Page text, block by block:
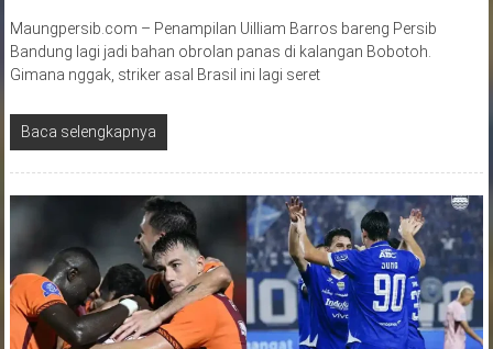
Maungpersib.com – Penampilan Uilliam Barros bareng Persib
Bandung lagi jadi bahan obrolan panas di kalangan Bobotoh.
Gimana nggak, striker asal Brasil ini lagi seret
Baca selengkapnya